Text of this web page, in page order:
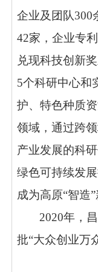
企业及团队300
42家，企业专
兑现科技创新
5个科研中心和
护、特色种质
领域，通过跨
产业发展的科
绿色可持续发
成为高原“智造”
2020年，
批“大众创业万